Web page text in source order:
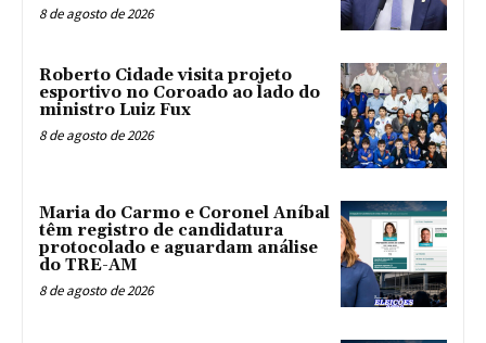
8 de agosto de 2026
Roberto Cidade visita projeto
esportivo no Coroado ao lado do
ministro Luiz Fux
8 de agosto de 2026
Maria do Carmo e Coronel Aníbal
têm registro de candidatura
protocolado e aguardam análise
do TRE-AM
8 de agosto de 2026